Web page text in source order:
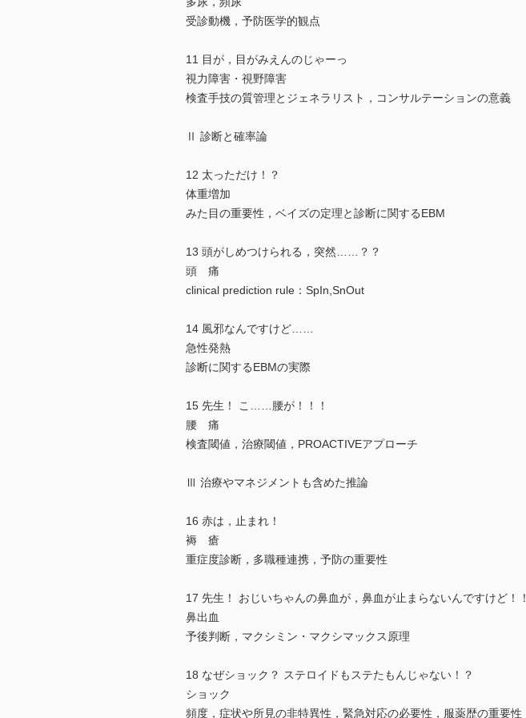
受診動機，予防医学的観点
11 目が，目がみえんのじゃーっ
視力障害・視野障害
検査手技の質管理とジェネラリスト，コンサルテーションの意義
Ⅱ 診断と確率論
12 太っただけ！？
体重増加
みた目の重要性，ベイズの定理と診断に関するEBM
13 頭がしめつけられる，突然……？？
頭 痛
clinical prediction rule：SpIn,SnOut
14 風邪なんですけど……
急性発熱
診断に関するEBMの実際
15 先生！ こ……腰が！！！
腰 痛
検査閾値，治療閾値，PROACTIVEアプローチ
Ⅲ 治療やマネジメントも含めた推論
16 赤は，止まれ！
褥 瘡
重症度診断，多職種連携，予防の重要性
17 先生！ おじいちゃんの鼻血が，鼻血が止まらないんですけど！！
鼻出血
予後判断，マクシミン・マクシマックス原理
18 なぜショック？ ステロイドもステたもんじゃない！？
ショック
頻度，症状や所見の非特異性，緊急対応の必要性，服薬歴の重要性